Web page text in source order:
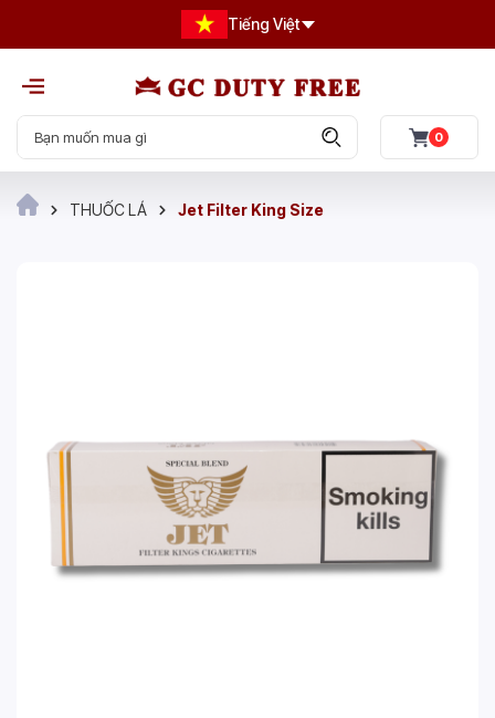
Tiếng Việt
0
THUỐC LÁ Jet Filter King Size